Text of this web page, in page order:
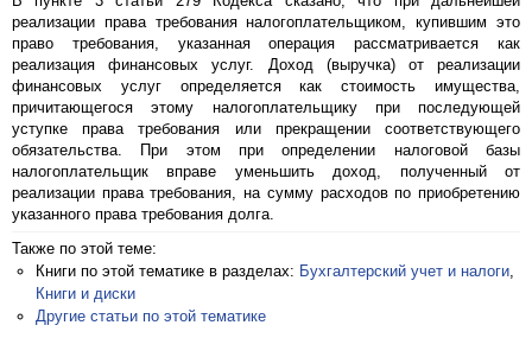
реализации права требования налогоплательщиком, купившим это
право требования, указанная операция рассматривается как
реализация финансовых услуг. Доход (выручка) от реализации
финансовых услуг определяется как стоимость имущества,
причитающегося этому налогоплательщику при последующей
уступке права требования или прекращении соответствующего
обязательства. При этом при определении налоговой базы
налогоплательщик вправе уменьшить доход, полученный от
реализации права требования, на сумму расходов по приобретению
указанного права требования долга.
Также по этой теме:
Книги по этой тематике в разделах: Бухгалтерский учет и налоги
Книги и диски
Другие статьи по этой тематике